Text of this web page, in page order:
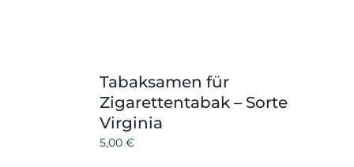
Tabaksamen für
Zigarettentabak – Sorte
Virginia
5,00 €